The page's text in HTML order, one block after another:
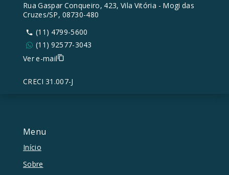
Menu
Início
Sobre
Rua Gaspar Conqueiro, 423, Vila Vitória - Mogi das
Cruzes/SP, 08730-480
(11) 4799-5600
(11) 92577-3043
Ver e-mail
CRECI 31.007-J